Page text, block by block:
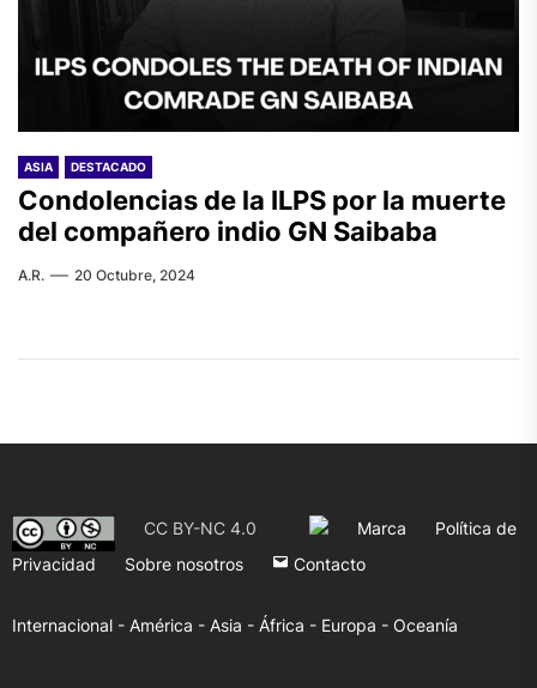
ASIA DESTACADO
Condolencias de la ILPS por la muerte
del compañero indio GN Saibaba
A.R. 20 Octubre, 2024
CC BY-NC 4.0 Marca
Política de
Privacidad
Sobre nosotros Contacto
Internacional - América - Asia - África - Europa - Oceanía